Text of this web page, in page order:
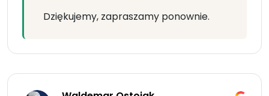
Dziękujemy, zapraszamy ponownie.